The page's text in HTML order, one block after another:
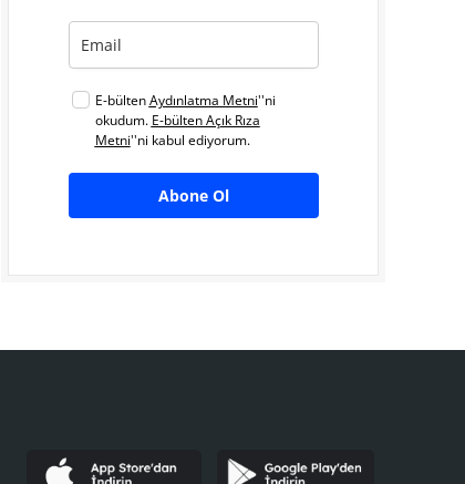
E-bültenAydınlatma Metni''ni
okudum. E-bülten Açık Rıza
Metni''ni kabul ediyorum.
Abone Ol